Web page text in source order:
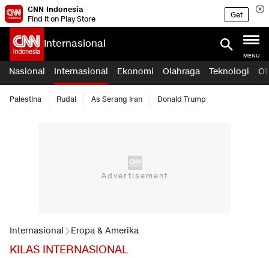
CNN Indonesia
Find it on Play Store
Get
Internasional
MENU
Nasional Internasional Ekonomi Olahraga Teknologi
Palestina Rudal As Serang Iran Donald Trump
Internasional Eropa & Amerika
KILAS INTERNASIONAL